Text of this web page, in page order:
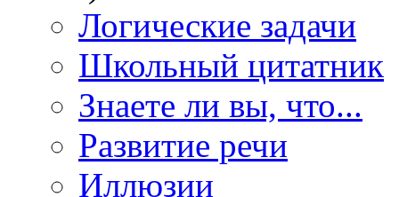
Логические задачи
Школьный цитатник
Знаете ли вы, что...
Развитие речи
Иллюзии